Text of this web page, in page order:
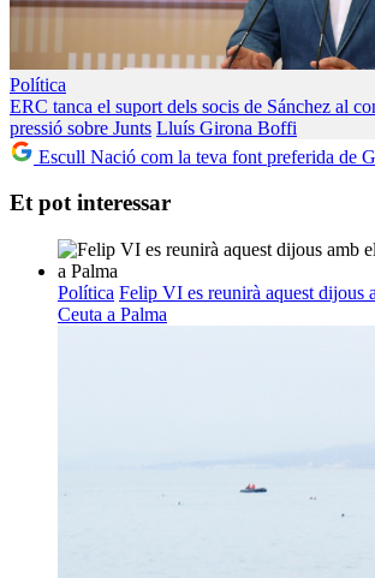
Política
ERC tanca el suport dels socis de Sánchez al
pressió sobre Junts Lluís Girona Boffi
Escull Nació com la teva font preferida de
Et pot interessar
Política Felip VI es reunirà aquest dijous
Ceuta a Palma